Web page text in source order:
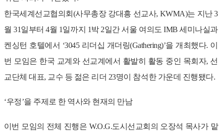
한국세계선교협의회(사무총장 강대흥 선교사, KWMA)는 지난 3
월 31일부터 4월 1일까지 1박 2일간 서울 여의도 IMB 세미나실과
켄싱턴 호텔에서 ‘3045 리더십 개더링(Gathering)’을 개최했다. 이
번 모임은 한국 교계와 선교계에서 활발히 활동 중인 목회자, 선
교단체 대표, 교수 등 젊은 리더 23명이 참석한 가운데 진행됐다.
‘우정’을 주제로 한 역사와 현재의 만남
이번 모임의 전체 진행은 W.O.G.도시선교회의 오장석 목사가 맡